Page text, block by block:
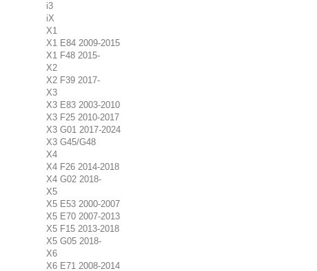
i3
iX
X1
X1 E84 2009-2015
X1 F48 2015-
X2
X2 F39 2017-
X3
X3 E83 2003-2010
X3 F25 2010-2017
X3 G01 2017-2024
X3 G45/G48
X4
X4 F26 2014-2018
X4 G02 2018-
X5
X5 E53 2000-2007
X5 E70 2007-2013
X5 F15 2013-2018
X5 G05 2018-
X6
X6 E71 2008-2014